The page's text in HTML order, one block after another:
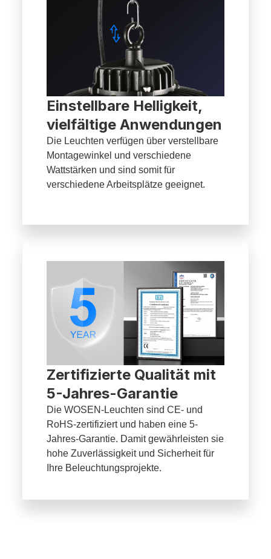
Einstellbare Helligkeit,
vielfältige Anwendungen
Die Leuchten verfügen über verstellbare
Montagewinkel und verschiedene
Wattstärken und sind somit für
verschiedene Arbeitsplätze geeignet.
Zertifizierte Qualität mit
5-Jahres-Garantie
Die WOSEN-Leuchten sind CE- und
RoHS-zertifiziert und haben eine 5-
Jahres-Garantie. Damit gewährleisten sie
hohe Zuverlässigkeit und Sicherheit für
Ihre Beleuchtungsprojekte.